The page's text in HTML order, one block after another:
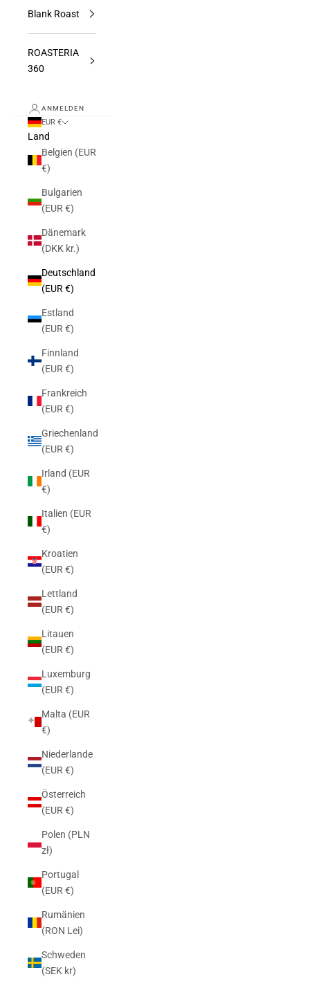
Blank Roast
ROASTERIA
360
ANMELDEN
EUR €
Land
Belgien (EUR
€)
Bulgarien
(EUR €)
Dänemark
(DKK kr.)
Deutschland
(EUR €)
Estland
(EUR €)
Finnland
(EUR €)
Frankreich
(EUR €)
Griechenland
(EUR €)
Irland (EUR
€)
Italien (EUR
€)
Kroatien
(EUR €)
Lettland
(EUR €)
Litauen
(EUR €)
Luxemburg
(EUR €)
Malta (EUR
€)
Niederlande
(EUR €)
Österreich
(EUR €)
Polen (PLN
zł)
Portugal
(EUR €)
Rumänien
(RON Lei)
Schweden
(SEK kr)